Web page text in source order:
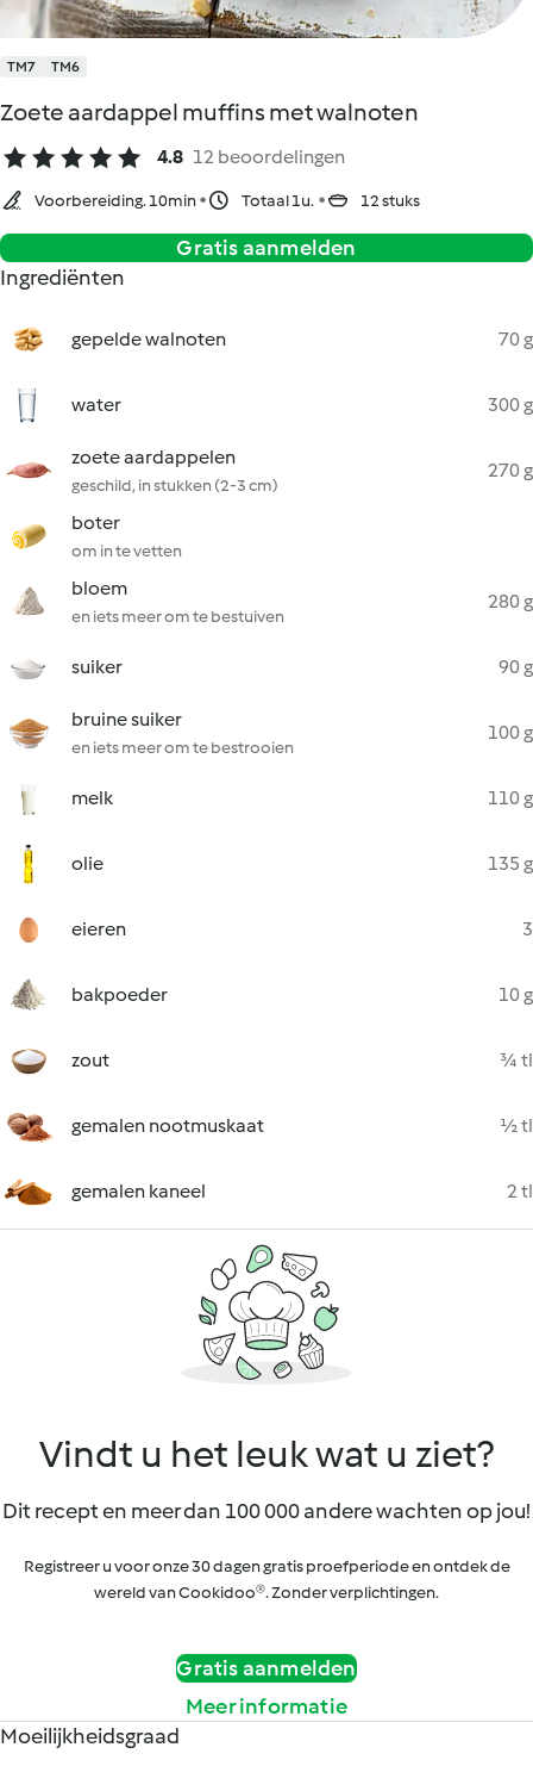
TM7 TM6
Zoete aardappel muffins met walnoten
4.8 12 beoordelingen
Voorbereiding. 10min Totaal 1u. 12 stuks
Gratis aanmelden
Ingrediënten
gepelde walnoten 70 g
water 300 g
zoete aardappelen
geschild, in stukken (2-3 cm)
270 g
boter
om in te vetten
bloem
en iets meer om te bestuiven
280 g
suiker 90 g
bruine suiker
en iets meer om te bestrooien
100 g
melk 110 g
olie 135 g
eieren 3
bakpoeder 10 g
zout ¾ tl
gemalen nootmuskaat ½ tl
gemalen kaneel 2 tl
Vindt u het leuk wat u ziet?
Dit recept en meer dan 100 000 andere wachten op jou!
Registreer u voor onze 30 dagen gratis proefperiode en ontdek de
wereld van Cookidoo®. Zonder verplichtingen.
Gratis aanmelden
Meer informatie
Moeilijkheidsgraad